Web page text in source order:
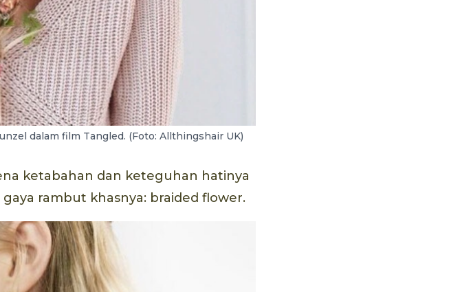
dalam film Tangled. (Foto: Allthingshair UK)
ketabahan dan keteguhan hatinya
rambut khasnya: braided flower.